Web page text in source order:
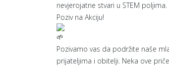
nevjerojatne stvari u STEM poljima.
Poziv na Akciju!
Pozivamo vas da podržite naše
prijateljima i obitelji. Neka ove